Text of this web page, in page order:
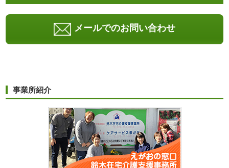
メールでのお問い合わせ
事業所紹介